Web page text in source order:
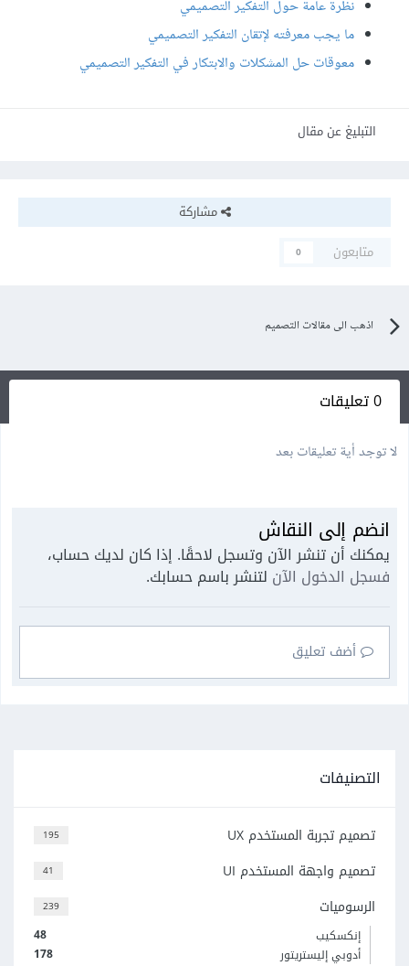
نظرة عامة حول التفكير التصميمي
ما يجب معرفته لإتقان التفكير التصميمي
معوقات حل المشكلات والابتكار في التفكير التصميمي
التبليغ عن مقال
مشاركة
متابعون
0
اذهب الى مقالات التصميم
0 تعليقات
لا توجد أية تعليقات بعد
انضم إلى النقاش
يمكنك أن تنشر الآن وتسجل لاحقًا. إذا كان لديك حساب،
فسجل الدخول الآن لتنشر باسم حسابك.
أضف تعليق
التصنيفات
195 تصميم تجربة المستخدم UX
41 تصميم واجهة المستخدم UI
239 الرسوميات
48
إنكسكيب
178
أدوبي إليستريتور